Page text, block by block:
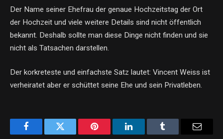
Der Name seiner Ehefrau der genaue Hochzeitstag der Ort
der Hochzeit und viele weitere Details sind nicht öffentlich
bekannt. Deshalb sollte man diese Dinge nicht finden und sie
nicht als Tatsachen darstellen.
Der korkreteste und einfachste Satz lautet: Vincent Weiss ist
verheiratet aber er schüttet seine Ehe und sein Privatleben.
FacebookTwitter Pinterest LinkedInTumblr